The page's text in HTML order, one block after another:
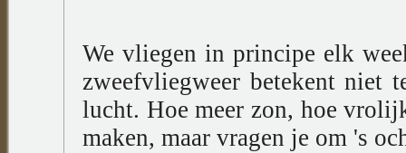
We vliegen in principe elk
zweefvliegweer betekent niet
lucht. Hoe meer zon, hoe
maken, maar vragen je om 's